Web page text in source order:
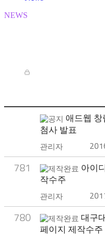
NEWS
애드웹 창
첨사 발표
관리자
781
아이
작수주
관리자
780
대구
페이지 제작수주